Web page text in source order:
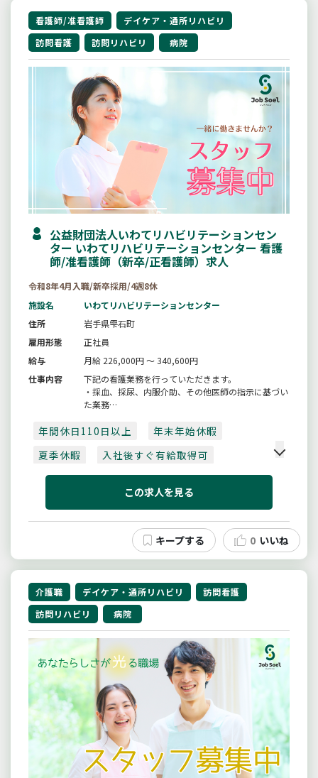
看護師/准看護師
デイケア・通所リハビリ
訪問看護
訪問リハビリ 病院
公益財団法人いわてリハビリテーションセン
ター いわてリハビリテーションセンター 看護
師/准看護師（新卒/正看護師）求人
令和8年4月入職/新卒採用/4週8休
施設名
いわてリハビリテーションセンター
住所
岩手県雫石町
雇用形態
正社員
給与
月給 226,000円 ～ 340,600円
仕事内容
下記の看護業務を行っていただきます。
・採血、採尿、内服介助、その他医師の指示に基づい
た業務
作の向上、
※ただし、合格者と相談のうえ、令和７年度中に採用
する場合があります...
年間休日110日以上
年末年始休暇
夏季休暇
入社後すぐ有給取得可
賞与あり
夜勤手当
月収20万以上
残業10時間以内
車通勤可
この求人を見る
0 いいね
介護職 デイケア・通所リハビリ
訪問看護
訪問リハビリ
病院